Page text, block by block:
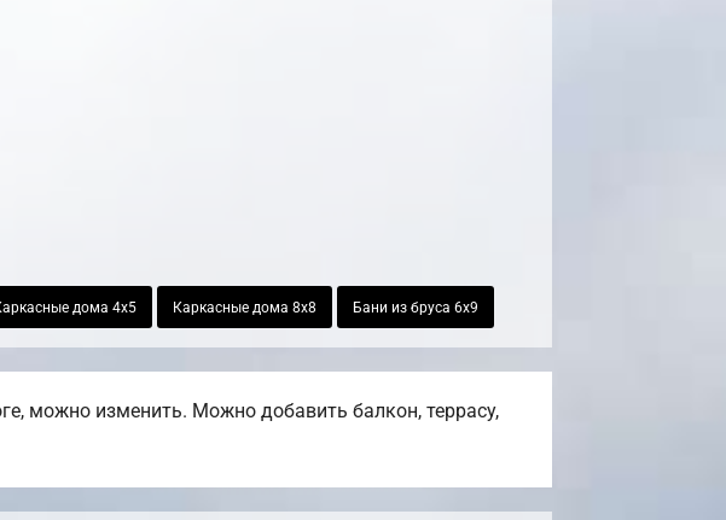
дома 4х5 Каркасные дома 8х8 Бани из бруса 6х9
можно изменить. Можно добавить балкон, террасу,